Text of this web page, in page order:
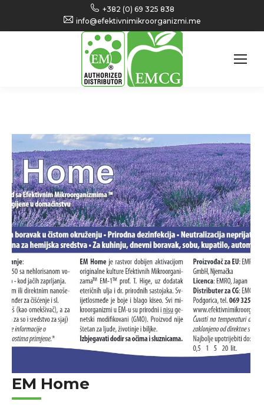
+382 (0) 69 325 838
info@efektivnimikroorganizmi.me
EM Home